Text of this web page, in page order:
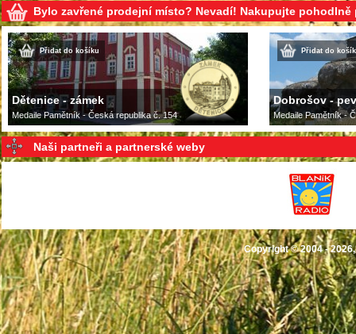
Bylo zavřené prodejní místo? Nevadí! Nakupujte
Přidat do košíku
Dětenice - zámek
Medaile Pamětník - Česká republika č. 154
Přidat do
Dobrošov -
Medaile Pamětník -
Naši partneři a partnerské weby
Copyright © 2004 -